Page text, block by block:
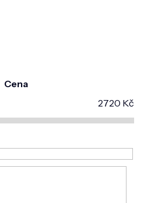
Cena
2720 Kč